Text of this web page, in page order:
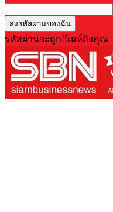
รหัสผ่านจะถูกอีเมล์ถึงคุณ